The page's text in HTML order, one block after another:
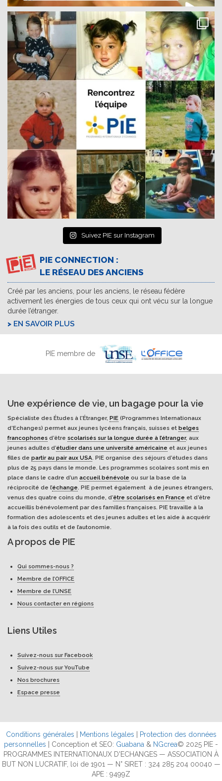
Suivez PIE sur Instagram
PIE CONNECTION :
LE RÉSEAU DES ANCIENS
Créé par les anciens, pour les anciens, le réseau fédère
activement les énergies de tous ceux qui ont vécu sur la longue
durée l’étranger.
EN SAVOIR PLUS
PIE membre de
Une expérience de vie, un bagage pour la vie
Spécialiste des Études à l'Étranger, PIE (Programmes Internationaux
d’Echanges) permet aux jeunes lycéens français, suisses et belges
francophones d’être scolarisés sur la longue durée à l’étranger, aux
jeunes adultes d’étudier dans une université américaine et aux jeunes
filles de partir au pair aux USA. PIE organise des séjours d’études dans
plus de 25 pays dans le monde. Les programmes scolaires sont mis en
place dans le cadre d’un accueil bénévole ou sur la base de la
réciprocité de l’échange. PIE permet également à de jeunes étrangers,
venus des quatre coins du monde, d’être scolarisés en France et d’être
accueillis bénévolement par des familles françaises. PIE travaille à la
formation des adolescents et des jeunes adultes et les aide à acquérir
à la fois des outils et de l’autonomie.
A propos de PIE
Qui sommes-nous ?
Membre de l’OFFICE
Membre de l’UNSE
Nous contacter en régions
Liens Utiles
Suivez-nous sur Facebook
Suivez-nous sur YouTube
Nos brochures
Espace presse
Conditions générales Mentions légales
Protection des données
personnelles | Conception et SEO: Guabana & NGcrea© 2025 PIE -
PROGRAMMES INTERNATIONAUX D'ECHANGES — ASSOCIATION À
BUT NON LUCRATIF, loi de 1901 — N° SIRET : 324 285 204 00040 —
APE : 9499Z